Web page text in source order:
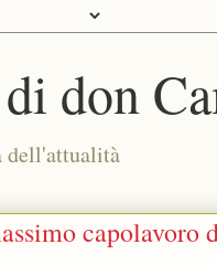
don
dell'attualità
capolavoro